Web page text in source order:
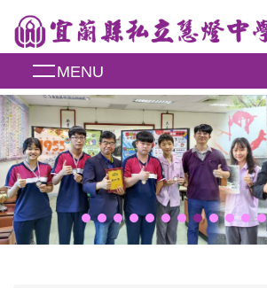
到
主
內
容
區
MENU